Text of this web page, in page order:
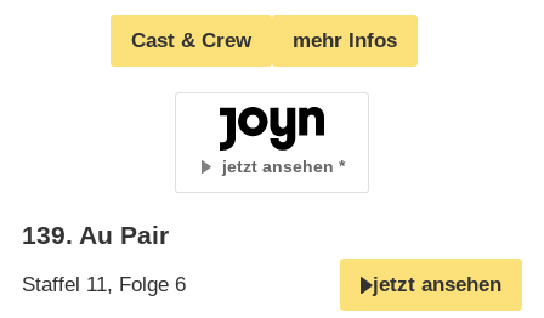
Cast & Crew mehr Infos
jetzt ansehen
139. Au Pair
Staffel 11, Folge 6 jetzt ansehen